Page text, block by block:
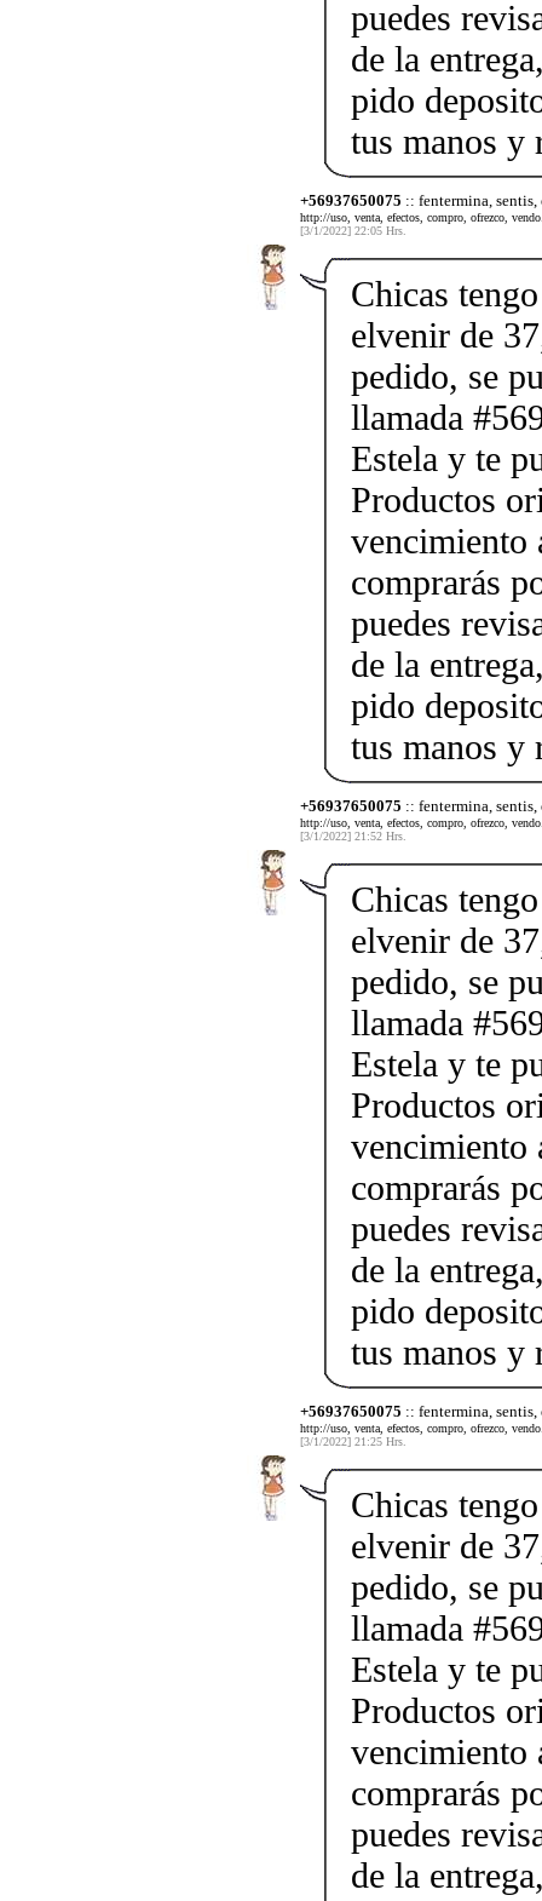
puedes
de la
pido
tus manos y
+56937650075 :: fentermina,
http://uso, venta, efectos, compro, ofrezco,
[3/1/2022] 22:05 Hrs.
Chicas
elvenir de
pedido, se
llamada
Estela y te
Productos
vencimiento
comprarás
puedes
de la
pido
tus manos y
+56937650075 :: fentermina,
http://uso, venta, efectos, compro, ofrezco,
[3/1/2022] 21:52 Hrs.
Chicas
elvenir de
pedido, se
llamada
Estela y te
Productos
vencimiento
comprarás
puedes
de la
pido
tus manos y
+56937650075 :: fentermina,
http://uso, venta, efectos, compro, ofrezco,
[3/1/2022] 21:25 Hrs.
Chicas
elvenir de
pedido, se
llamada
Estela y te
Productos
vencimiento
comprarás
puedes
de la